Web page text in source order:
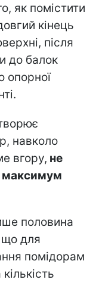
як помістити
кінець
після
до балок
опорної
навколо
вгору, не
максимум
половина
що для
помідорам